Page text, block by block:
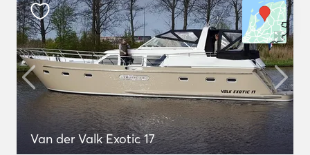
Van der Valk Exotic 17